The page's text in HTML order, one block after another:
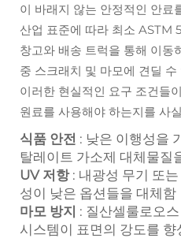
이 바래지 않는 안정적인 안료
산업 표준에 따라 최소 ASTM
창고와 배송 트럭을 통해 이동
중 스크래치 및 마모에 견딜
이러한 현실적인 요구 조건들
원료를 사용해야 하는지를 사
식품 안전 : 낮은 이행성을
탈레이트 가소제 대체물질
UV 저항 : 내광성 무기 또
성이 낮은 옵션들을 대체함
마모 방지 : 질산셀룰로오
시스템이 표면의 강도를 향